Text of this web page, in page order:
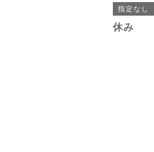
指定なし
休み